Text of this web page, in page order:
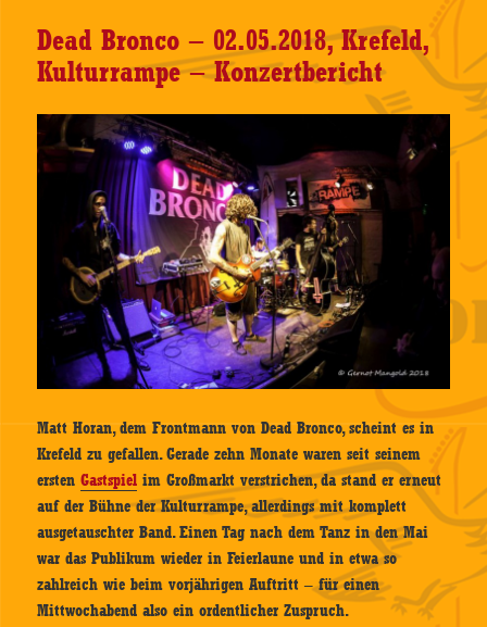
Dead Bronco – 02.05.2018, Krefeld,
Kulturrampe – Konzertbericht
Matt Horan, dem Frontmann von Dead Bronco, scheint es in
Krefeld zu gefallen. Gerade zehn Monate waren seit seinem
erstenGastspiel im Großmarkt verstrichen, da stand er erneut
auf der Bühne der Kulturrampe, allerdings mit komplett
ausgetauschter Band. Einen Tag nach dem Tanz in den Mai
war das Publikum wieder in Feierlaune und in etwa so
zahlreich wie beim vorjährigen Auftritt – für einen
Mittwochabend also ein ordentlicher Zuspruch.